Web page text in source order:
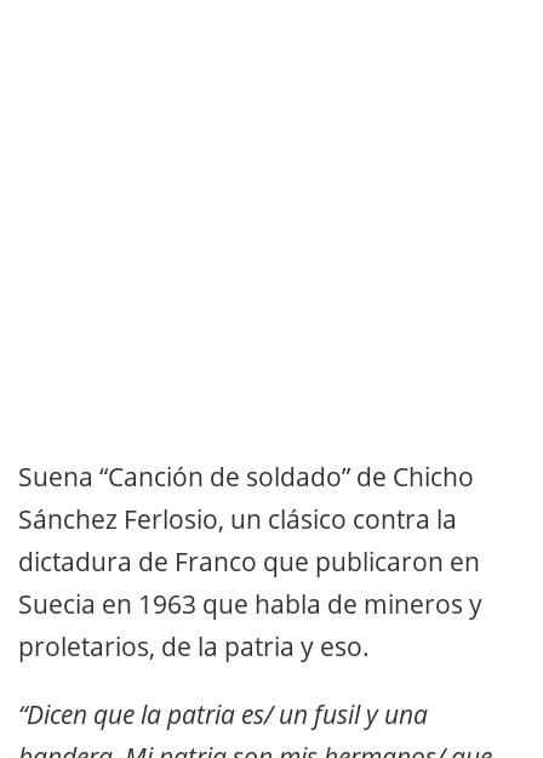
Suena “Canción de soldado” de Chicho
Sánchez Ferlosio, un clásico contra la
dictadura de Franco que publicaron en
Suecia en 1963 que habla de mineros y
proletarios, de la patria y eso.
“Dicen que la patria es/ un fusil y una